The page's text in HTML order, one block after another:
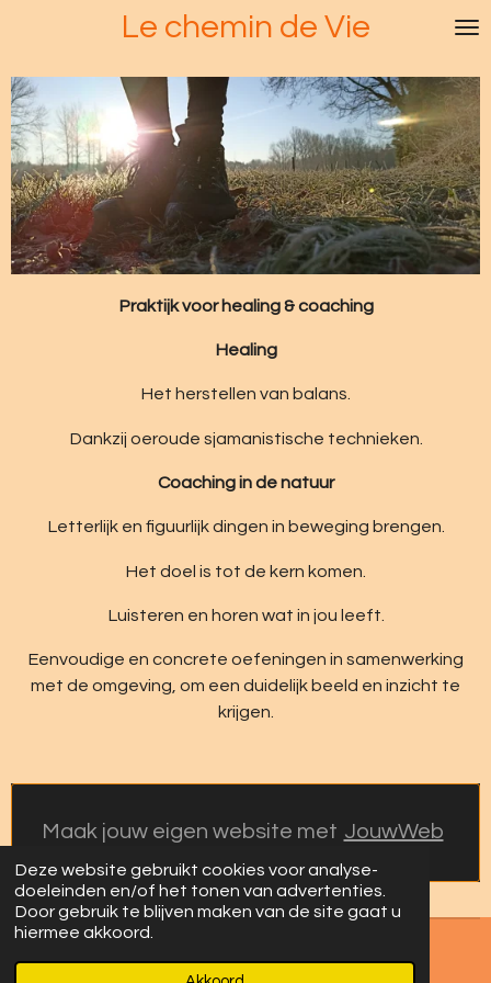
Deze website gebruikt cookies voor analyse-
doeleinden en/of het tonen van advertenties.
Door gebruik te blijven maken van de site gaat u
hiermee akkoord.
naar
de
hoofdinhoud
Le chemin de Vie
Praktijk voor healing & coaching
Healing
Het herstellen van balans.
Dankzij oeroude sjamanistische technieken.
Coaching in de natuur
Letterlijk en figuurlijk dingen in beweging brengen.
Het doel is tot de kern komen.
Luisteren en horen wat in jou leeft.
Eenvoudige en concrete oefeningen in samenwerking
met de omgeving, om een duidelijk beeld en inzicht te
krijgen.
Maak jouw eigen website met JouwWeb